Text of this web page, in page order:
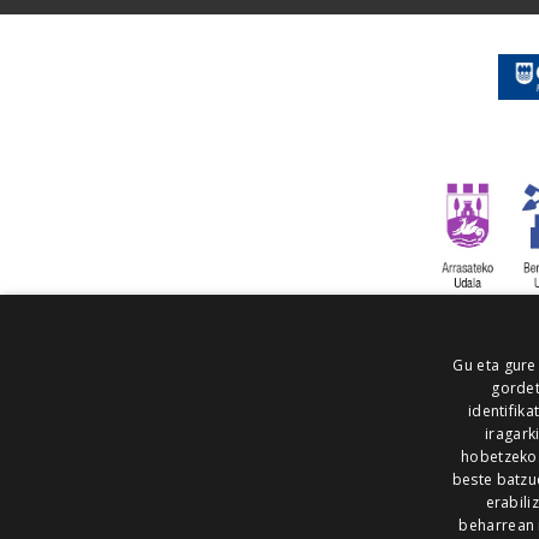
Gu eta
hobetzeko.
beste
beharrean